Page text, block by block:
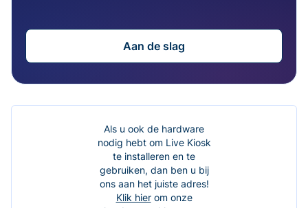
Aan de slag
Als u ook de hardware
nodig hebt om Live Kiosk
te installeren en te
gebruiken, dan ben u bij
ons aan het juiste adres!
Klik hierom onze